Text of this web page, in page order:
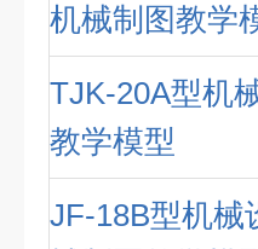
机械制图教学
TJK-20A型机
教学模型
JF-18B型机械